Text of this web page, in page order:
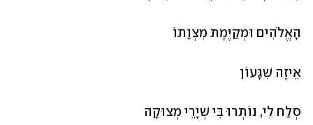
הָאֱלֹהִים וּמְקַיֶּמֶת מִצְוָתוֹ
אֵיזֶה שִׁגָּעוֹן
סְלַח לִי, נוֹתְרוּ בִּי שְׁיָרֵי מְצוּקָה